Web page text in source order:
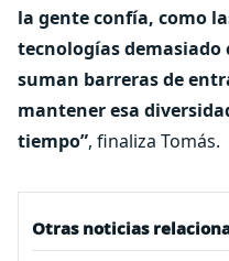
la gente confía, como
tecnologías
suman barreras de
mantener esa
tiempo”, finaliza Tomás.
Otras noticias